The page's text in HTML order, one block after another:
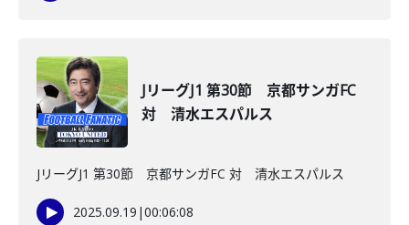
JリーグJ1 第30節 京都サンガFC
対 清水エスパルス
JリーグJ1 第30節 京都サンガFC 対 清水エスパルス
2025.09.19 |00:06:08